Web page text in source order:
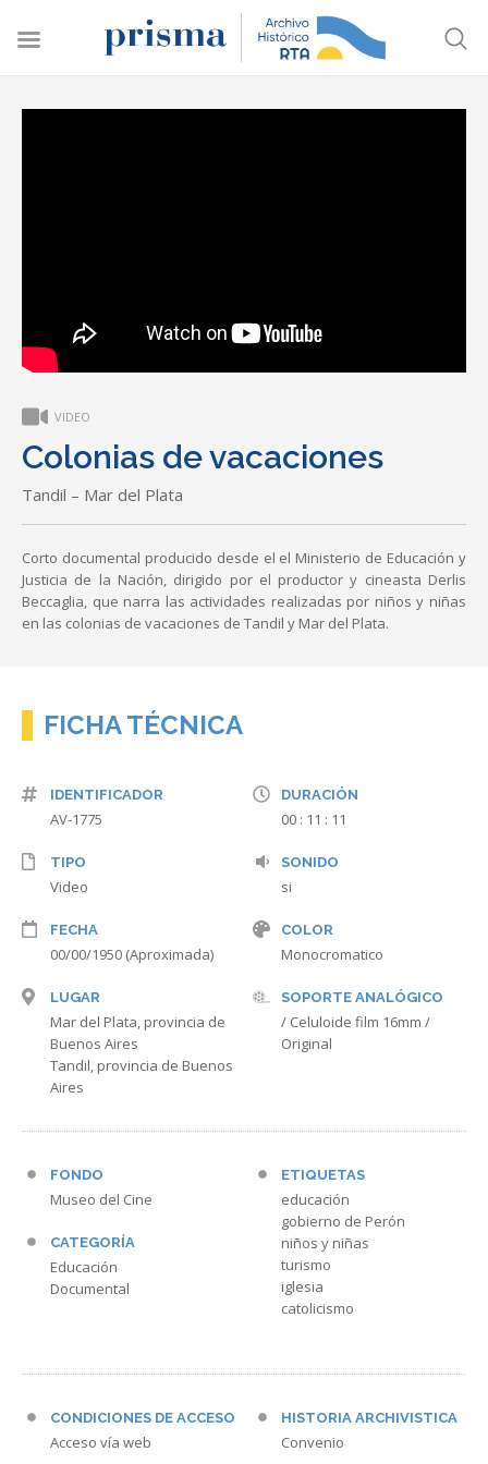
VIDEO
Colonias de vacaciones
Tandil – Mar del Plata
Corto documental producido desde el el Ministerio de Educación y
Justicia de la Nación, dirigido por el productor y cineasta Derlis
Beccaglia, que narra las actividades realizadas por niños y niñas
en las colonias de vacaciones de Tandil y Mar del Plata.
FICHA TÉCNICA
IDENTIFICADOR
AV-1775
TIPO
Video
FECHA
00/00/1950 (Aproximada)
LUGAR
Mar del Plata, provincia de
Buenos Aires
Tandil, provincia de Buenos
Aires
DURACIÓN
00 : 11 : 11
SONIDO
si
COLOR
Monocromatico
SOPORTE ANALÓGICO
/ Celuloide film 16mm /
Original
FONDO
Museo del Cine
CATEGORÍA
Educación
Documental
ETIQUETAS
educación
gobierno de Perón
niños y niñas
turismo
iglesia
catolicismo
CONDICIONES DE ACCESO
Acceso vía web
HISTORIA ARCHIVISTICA
Convenio